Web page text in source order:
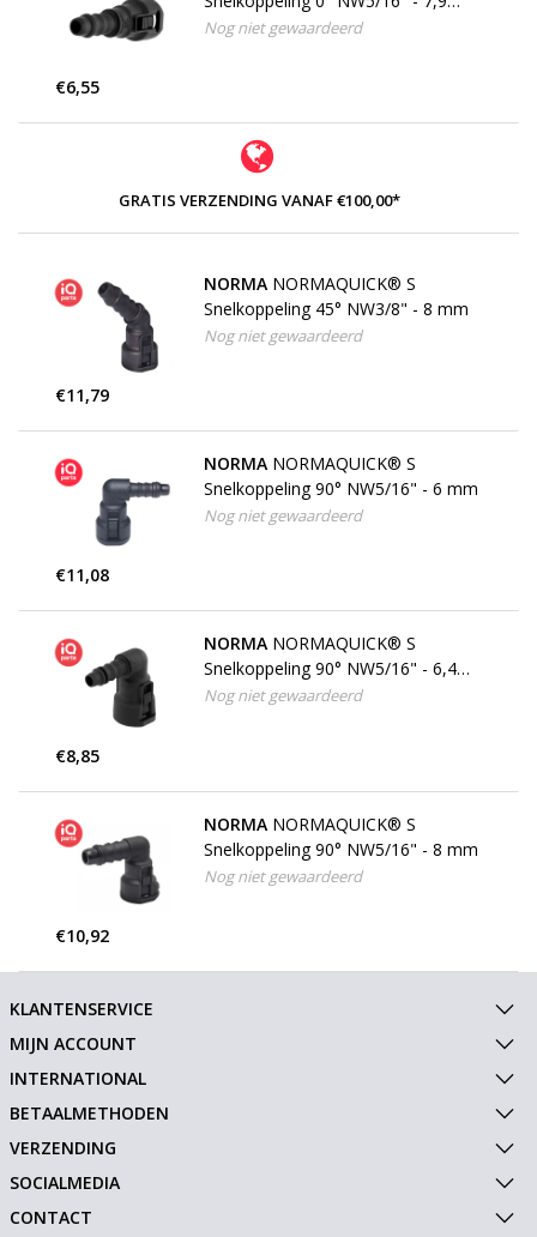
mm
Nog niet gewaardeerd
€6,55
GRATIS VERZENDING VANAF €100,00*
NORMA NORMAQUICK® S
Snelkoppeling 45° NW3/8" - 8 mm
Nog niet gewaardeerd
€11,79
NORMA NORMAQUICK® S
Snelkoppeling 90° NW5/16" - 6 mm
Nog niet gewaardeerd
€11,08
NORMA NORMAQUICK® S
Snelkoppeling 90° NW5/16" - 6,4
mm
Nog niet gewaardeerd
€8,85
NORMA NORMAQUICK® S
Snelkoppeling 90° NW5/16" - 8 mm
Nog niet gewaardeerd
€10,92
KLANTENSERVICE
MIJN ACCOUNT
INTERNATIONAL
BETAALMETHODEN
VERZENDING
SOCIALMEDIA
CONTACT